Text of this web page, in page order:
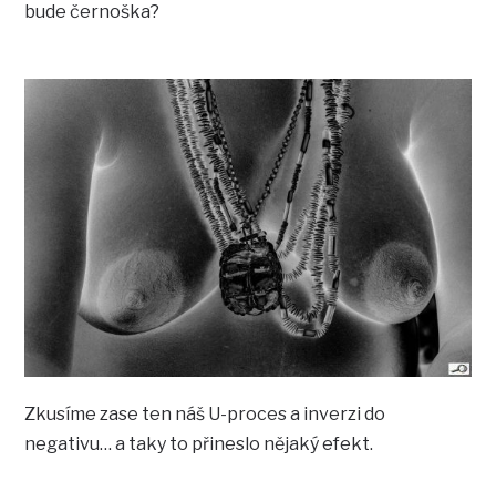
bude černoška?
Zkusíme zase ten náš U-proces a inverzi do
negativu… a taky to přineslo nějaký efekt.